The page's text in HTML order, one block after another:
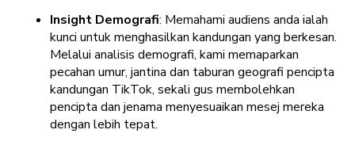
Insight Demografi: Memahami audiens anda ialah
kunci untuk menghasilkan kandungan yang berkesan.
Melalui analisis demografi, kami memaparkan
pecahan umur, jantina dan taburan geografi pencipta
kandungan TikTok, sekali gus membolehkan
pencipta dan jenama menyesuaikan mesej mereka
dengan lebih tepat.